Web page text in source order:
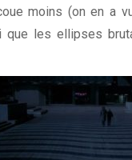
moins (on en a
les ellipses